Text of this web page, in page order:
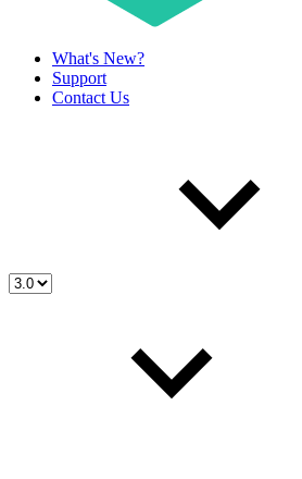
What's New?
Support
Contact Us